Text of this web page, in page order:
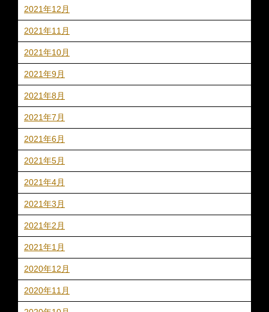
2021年12月
2021年11月
2021年10月
2021年9月
2021年8月
2021年7月
2021年6月
2021年5月
2021年4月
2021年3月
2021年2月
2021年1月
2020年12月
2020年11月